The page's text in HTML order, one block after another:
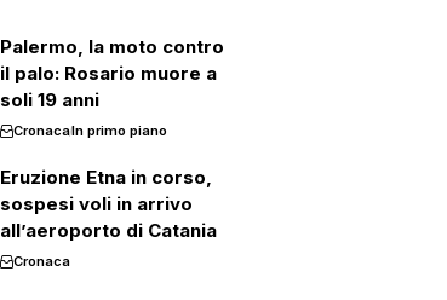
Palermo, la moto contro
il palo: Rosario muore a
soli 19 anni
CronacaIn primo piano
Eruzione Etna in corso,
sospesi voli in arrivo
all’aeroporto di Catania
Cronaca